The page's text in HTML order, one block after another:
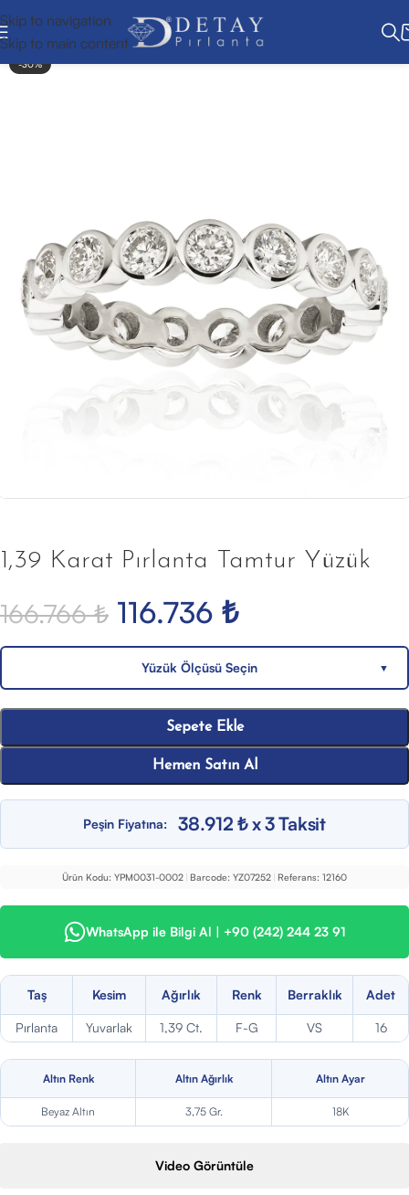
Skip to navigation
Skip to main content
-30%
1,39 Karat Pırlanta Tamtur Yüzük
166.766₺ 116.736 ₺
Yüzük Ölçüsü Seçin ▼
Sepete Ekle
Hemen Satın Al
Peşin Fiyatına: 38.912 ₺ x 3 Taksit
Ürün Kodu: YPM0031-0002 | Barcode: YZ07252 | Referans: 12160
WhatsApp ile Bilgi Al | +90 (242) 244 23 91
Taş Kesim Ağırlık Renk Berraklık Adet
Pırlanta Yuvarlak 1,39 Ct. F-G VS 16
Altın Renk Altın Ağırlık Altın Ayar
Beyaz Altın 3,75 Gr. 18K
Video Görüntüle